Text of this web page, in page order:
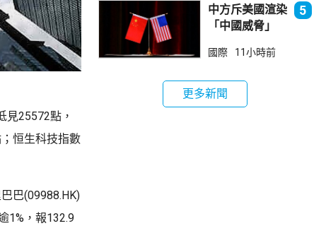
見25572點，
恒生科技指數
巴(09988.HK)
1%，報132.9
中方斥美國渲染
「中國威脅」
與華為合作
5
國際 11小時前
更多新聞